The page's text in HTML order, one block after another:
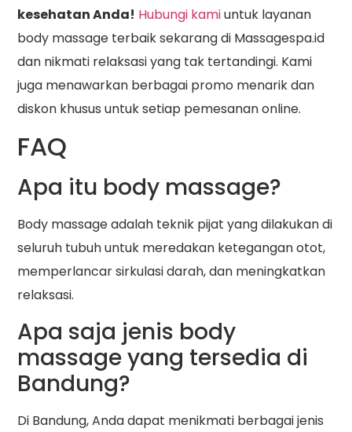
kesehatan Anda! Hubungi kamiuntuk layanan
body massage terbaik sekarang di Massagespa.id
dan nikmati relaksasi yang tak tertandingi. Kami
juga menawarkan berbagai promo menarik dan
diskon khusus untuk setiap pemesanan online.
FAQ
Apa itu body massage?
Body massage adalah teknik pijat yang dilakukan di
seluruh tubuh untuk meredakan ketegangan otot,
memperlancar sirkulasi darah, dan meningkatkan
relaksasi.
Apa saja jenis body
massage yang tersedia di
Bandung?
Di Bandung, Anda dapat menikmati berbagai jenis